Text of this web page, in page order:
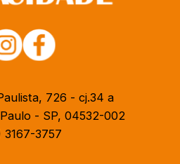
726 - cj.34 a
- SP, 04532-002
3167-3757